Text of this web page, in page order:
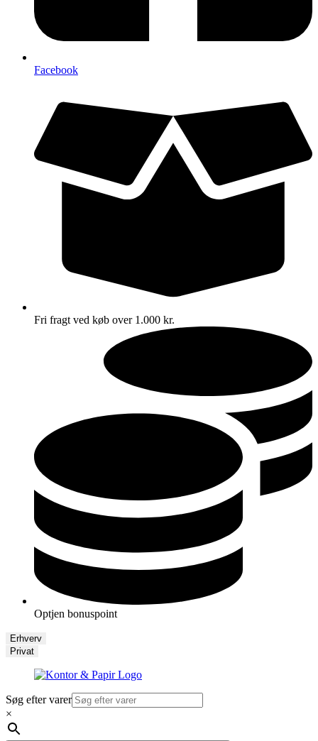
Facebook
Fri fragt ved køb over 1.000 kr.
Optjen bonuspoint
Erhverv
Privat
Søg efter varer
×